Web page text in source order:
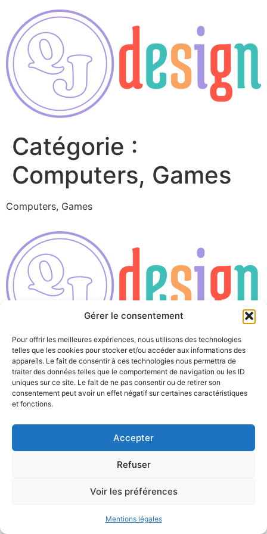
Gérer le consentement
Pour offrir les meilleures expériences, nous utilisons des technologies
telles que les cookies pour stocker et/ou accéder aux informations des
appareils. Le fait de consentir à ces technologies nous permettra de
traiter des données telles que le comportement de navigation ou les ID
uniques sur ce site. Le fait de ne pas consentir ou de retirer son
consentement peut avoir un effet négatif sur certaines caractéristiques
et fonctions.
Accepter
Refuser
Voir les préférences
Mentions légales
Catégorie :
Computers, Games
Computers, Games
Tous droits réservés